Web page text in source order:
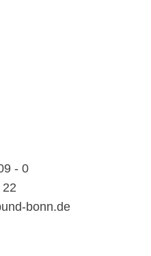
- 0
bonn.de